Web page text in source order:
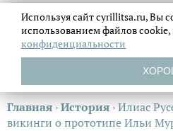
Главная ›История ›Илиас
викинги о прототипе Ильи
Используя сайт cyrillitsa.ru, Вы
использованием файловcookie,
конфиденциальности